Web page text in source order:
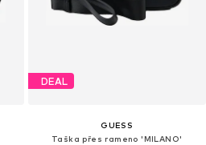
DEAL
GUESS
Taška přes rameno 'MILANO'